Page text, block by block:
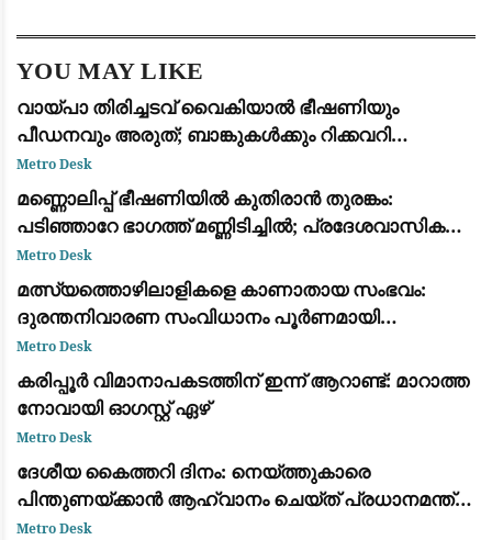
YOU MAY LIKE
വായ്പാ തിരിച്ചടവ് വൈകിയാൽ ഭീഷണിയും
പീഡനവും അരുത്; ബാങ്കുകൾക്കും റിക്കവറി
ഏജൻസികൾക്കും കർശന നിയന്ത്രണങ്ങളുമായി
ആർ.ബി.ഐ
Metro Desk
മണ്ണൊലിപ്പ് ഭീഷണിയിൽ കുതിരാൻ തുരങ്കം:
പടിഞ്ഞാറേ ഭാഗത്ത് മണ്ണിടിച്ചിൽ; പ്രദേശവാസികളും
യാത്രക്കാരും ആശങ്കയിൽ
Metro Desk
മത്സ്യത്തൊഴിലാളികളെ കാണാതായ സംഭവം:
ദുരന്തനിവാരണ സംവിധാനം പൂർണമായി
പരാജയപ്പെട്ടു; കടുത്ത വിമർശനവുമായി ഫാ. യൂജിൻ
പെരേര
Metro Desk
കരിപ്പൂർ വിമാനാപകടത്തിന് ഇന്ന് ആറാണ്ട്: മാറാത്ത
നോവായി ഓഗസ്റ്റ് ഏഴ്
Metro Desk
ദേശീയ കൈത്തറി ദിനം: നെയ്ത്തുകാരെ
പിന്തുണയ്ക്കാൻ ആഹ്വാനം ചെയ്ത് പ്രധാനമന്ത്രി
നരേന്ദ്ര മോദി
Metro Desk